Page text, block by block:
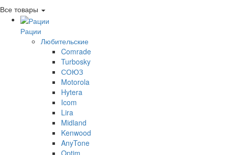
Все товары
Рации
Любительские
Comrade
Turbosky
СОЮЗ
Motorola
Hytera
Icom
Lira
Midland
Kenwood
AnyTone
Optim